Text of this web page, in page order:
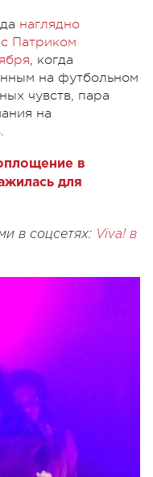
наглядно
Патриком
, когда
на футбольном
чувств, пара
на
в
для
в соцсетях: Viva! в